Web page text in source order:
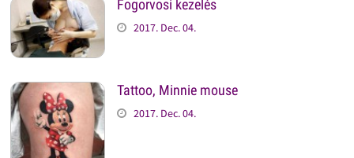
Fogorvosi kezelés
2017. Dec. 04.
Tattoo, Minnie mouse
2017. Dec. 04.